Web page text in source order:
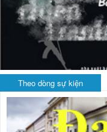
Theo dòng sự kiện